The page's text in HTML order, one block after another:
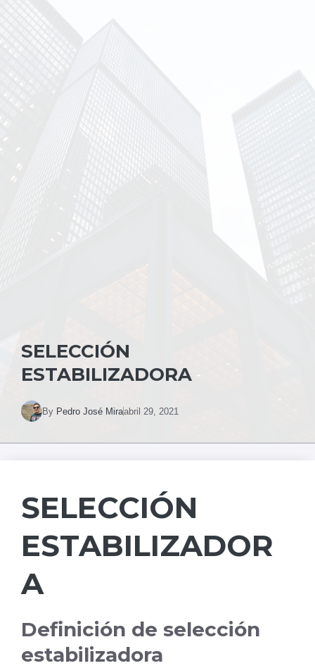
SELECCIÓN
ESTABILIZADORA
By Pedro José Miraabril 29, 2021
SELECCIÓN
ESTABILIZADOR
A
Definición de selección
estabilizadora